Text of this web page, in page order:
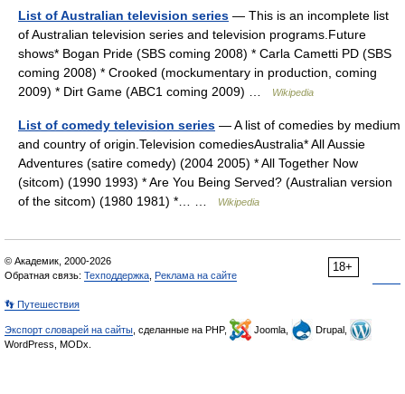
List of Australian television series — This is an incomplete list
of Australian television series and television programs.Future
shows* Bogan Pride (SBS coming 2008) * Carla Cametti PD (SBS
coming 2008) * Crooked (mockumentary in production, coming
2009) * Dirt Game (ABC1 coming 2009) …
Wikipedia
List of comedy television series — A list of comedies by medium
and country of origin.Television comediesAustralia* All Aussie
Adventures (satire comedy) (2004 2005) * All Together Now
(sitcom) (1990 1993) * Are You Being Served? (Australian version
of the sitcom) (1980 1981) *… …
Wikipedia
18+
© Академик, 2000-2026
Обратная связь: Техподдержка Реклама на сайте
👣 Путешествия
Экспорт словарей на сайты , сделанные на PHP, Joomla,
Drupal,
WordPress, MODx.